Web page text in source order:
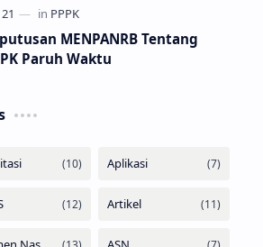
MENPANRB Tentang
Paruh Waktu